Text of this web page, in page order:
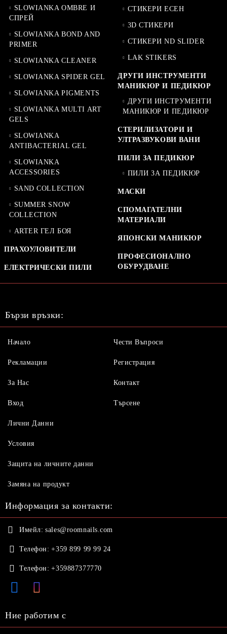
SLOWIANKA OMBRE И
СПРЕЙ
SLOWIANKA BOND AND
PRIMER
SLOWIANKA CLEANER
SLOWIANKA SPIDER GEL
SLOWIANKA PIGMENTS
SLOWIANKA MULTI ART
GELS
SLOWIANKA
ANTIBACTERIAL GEL
SLOWIANKA
ACCESSORIES
SAND COLLECTION
SUMMER SNOW
COLLECTION
ARTER ГЕЛ БОЯ
ПРАХОУЛОВИТЕЛИ
ЕЛЕКТРИЧЕСКИ ПИЛИ
СТИКЕРИ ЕСЕН
3D СТИКЕРИ
СТИКЕРИ ND SLIDER
LAK STIKERS
ДРУГИ ИНСТРУМЕНТИ
МАНИКЮР И ПЕДИКЮР
ДРУГИ ИНСТРУМЕНТИ
МАНИКЮР И ПЕДИКЮР
СТЕРИЛИЗАТОРИ И
УЛТРАЗВУКОВИ ВАНИ
ПИЛИ ЗА ПЕДИКЮР
ПИЛИ ЗА ПЕДИКЮР
МАСКИ
СПОМАГАТЕЛНИ
МАТЕРИАЛИ
ЯПОНСКИ МАНИКЮР
ПРОФЕСИОНАЛНО
ОБУРУДВАНЕ
Бързи връзки:
Начало
Рекламации
За Нас
Вход
Чести Въпроси
Регистрация
Контакт
Търсене
Лични Данни
Условия
Защита на личните данни
Замяна на продукт
Информация за контакти:
Имейл: sales@roomnails.com
Телефон: +359 899 99 99 24
Телефон: +359887377770
Ние работим с